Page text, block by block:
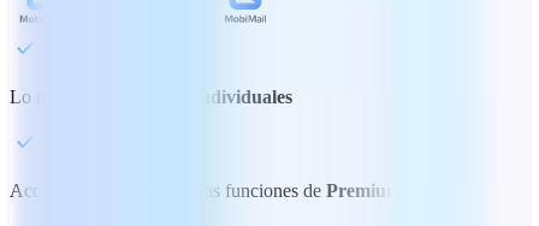
Lo mejor para usuarios individuales
Acceso ilimitado a todas las funciones de Premium